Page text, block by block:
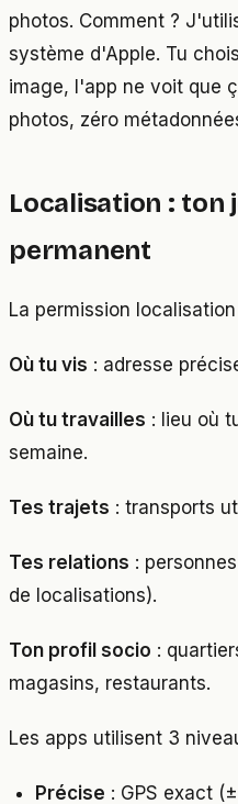
photos. Comment ?
système d'Apple. Tu
image, l'app ne voit que
photos, zéro
Localisation : ton
permanent
La permission
Où tu vis : adresse
Où tu travailles : lieu où
semaine.
Tes trajets : transports
Tes relations :
de localisations).
Ton profil socio :
magasins, restaurants.
Les apps utilisent 3
Précise : GPS exact